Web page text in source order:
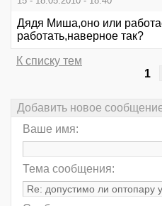
Дядя Миша,оно или
работать,наверное так?
К списку тем
1
Добавить новое
Ваше имя:
Тема сообщения: